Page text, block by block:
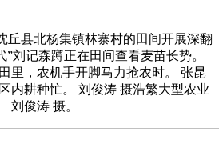
县北杨集镇林寨村的田间开展深翻
刘记森蹲正在田间查看麦苗长势。
里，农机手开脚马力抢农时。 张昆
内耕种忙。 刘俊涛 摄浩繁大型农业
刘俊涛 摄。